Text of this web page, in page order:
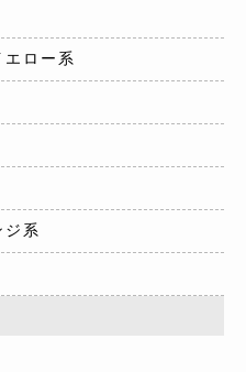
ロー系
ジ系